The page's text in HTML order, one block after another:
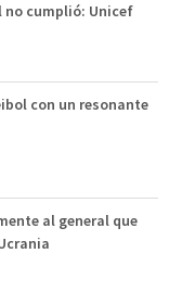
no cumplió: Unicef
con un resonante
al general que